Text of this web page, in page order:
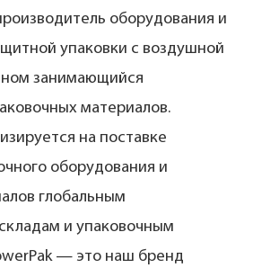
оборудования и
упаковки с воздушной
занимающийся
материалов.
на поставке
оборудования и
глобальным
и упаковочным
— это наш бренд